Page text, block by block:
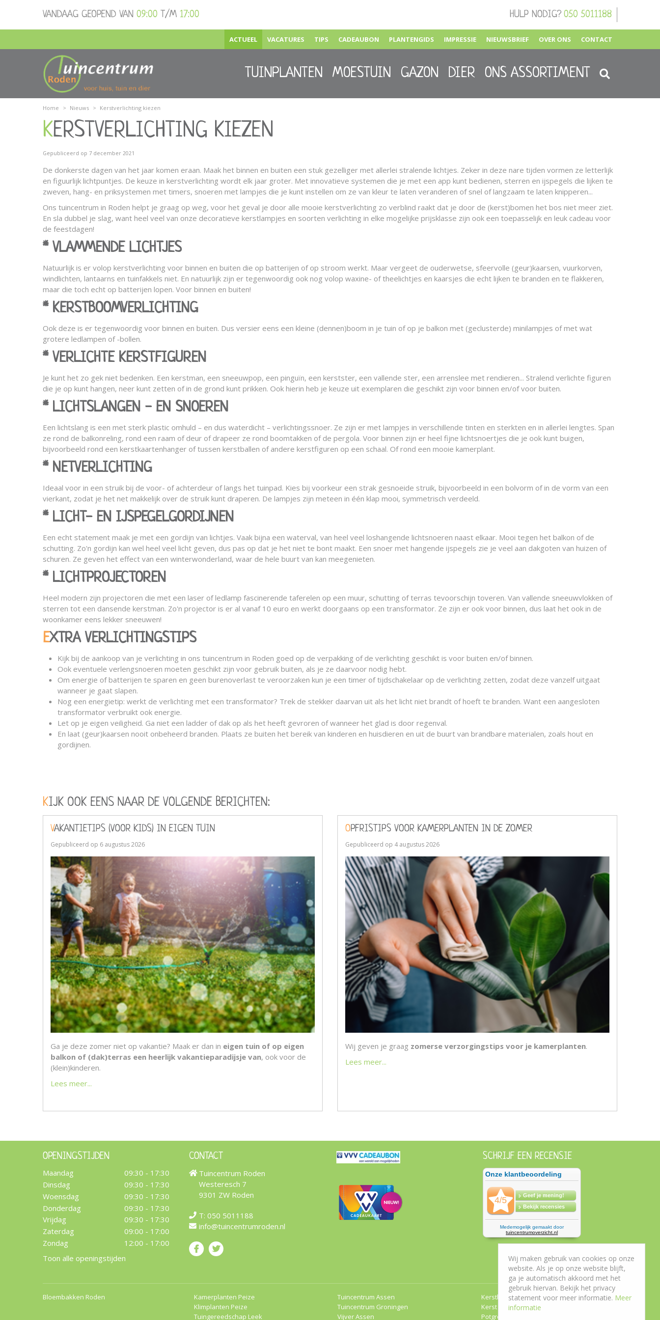
Home > Nieuws > Kerstverlichting kiezen
HULP NODIG? 050 5011188
VANDAAG GEOPEND VAN 09:00 T/M 17:00
ACTUEEL VACATURES TIPS CADEAUBON PLANTENGIDS IMPRESSIE NIEUWSBRIEF OVER ONS CONTACT
TUINPLANTEN MOESTUIN GAZON DIER ONS ASSORTIMENT
KERSTVERLICHTING KIEZEN
Gepubliceerd op 7 december 2021
De donkerste dagen van het jaar komen eraan. Maak het binnen en buiten een stuk gezelliger met allerlei stralende lichtjes. Zeker in deze nare tijden vormen ze letterlijk
en figuurlijk lichtpuntjes. De keuze in kerstverlichting wordt elk jaar groter. Met innovatieve systemen die je met een app kunt bedienen, sterren en ijspegels die lijken te
zweven, hang- en priksystemen met timers, snoeren met lampjes die je kunt instellen om ze van kleur te laten veranderen of snel of langzaam te laten knipperen...
Ons tuincentrum in Roden helpt je graag op weg, voor het geval je door alle mooie kerstverlichting zo verblind raakt dat je door de (kerst)bomen het bos niet meer ziet.
En sla dubbel je slag, want heel veel van onze decoratieve kerstlampjes en soorten verlichting in elke mogelijke prijsklasse zijn ook een toepasselijk en leuk cadeau voor
de feestdagen!
* VLAMMENDE LICHTJES
Natuurlijk is er volop kerstverlichting voor binnen en buiten die op batterijen of op stroom werkt. Maar vergeet de ouderwetse, sfeervolle (geur)kaarsen, vuurkorven,
windlichten, lantaarns en tuinfakkels niet. En natuurlijk zijn er tegenwoordig ook nog volop waxine- of theelichtjes en kaarsjes die echt lijken te branden en te flakkeren,
maar die toch echt op batterijen lopen. Voor binnen en buiten!
* KERSTBOOMVERLICHTING
Ook deze is er tegenwoordig voor binnen en buiten. Dus versier eens een kleine (dennen)boom in je tuin of op je balkon met (geclusterde) minilampjes of met wat
grotere ledlampen of -bollen.
* VERLICHTE KERSTFIGUREN
Je kunt het zo gek niet bedenken. Een kerstman, een sneeuwpop, een pinguïn, een kerstster, een vallende ster, een arrenslee met rendieren... Stralend verlichte figuren
die je op kunt hangen, neer kunt zetten of in de grond kunt prikken. Ook hierin heb je keuze uit exemplaren die geschikt zijn voor binnen en/of voor buiten.
* LICHTSLANGEN - EN SNOEREN
Een lichtslang is een met sterk plastic omhuld – en dus waterdicht – verlichtingssnoer. Ze zijn er met lampjes in verschillende tinten en sterkten en in allerlei lengtes. Span
ze rond de balkonreling, rond een raam of deur of drapeer ze rond boomtakken of de pergola. Voor binnen zijn er heel fijne lichtsnoertjes die je ook kunt buigen,
bijvoorbeeld rond een kerstkaartenhanger of tussen kerstballen of andere kerstfiguren op een schaal. Of rond een mooie kamerplant.
* NETVERLICHTING
Ideaal voor in een struik bij de voor- of achterdeur of langs het tuinpad. Kies bij voorkeur een strak gesnoeide struik, bijvoorbeeld in een bolvorm of in de vorm van een
vierkant, zodat je het net makkelijk over de struik kunt draperen. De lampjes zijn meteen in één klap mooi, symmetrisch verdeeld.
* LICHT- EN IJSPEGELGORDIJNEN
Een echt statement maak je met een gordijn van lichtjes. Vaak bijna een waterval, van heel veel loshangende lichtsnoeren naast elkaar. Mooi tegen het balkon of de
schutting. Zo'n gordijn kan wel heel veel licht geven, dus pas op dat je het niet te bont maakt. Een snoer met hangende ijspegels zie je veel aan dakgoten van huizen of
schuren. Ze geven het effect van een winterwonderland, waar de hele buurt van kan meegenieten.
* LICHTPROJECTOREN
Heel modern zijn projectoren die met een laser of ledlamp fascinerende taferelen op een muur, schutting of terras tevoorschijn toveren. Van vallende sneeuwvlokken of
sterren tot een dansende kerstman. Zo'n projector is er al vanaf 10 euro en werkt doorgaans op een transformator. Ze zijn er ook voor binnen, dus laat het ook in de
woonkamer eens lekker sneeuwen!
EXTRA VERLICHTINGSTIPS
Kijk bij de aankoop van je verlichting in ons tuincentrum in Roden goed op de verpakking of de verlichting geschikt is voor buiten en/of binnen.
Ook eventuele verlengsnoeren moeten geschikt zijn voor gebruik buiten, als je ze daarvoor nodig hebt.
Om energie of batterijen te sparen en geen burenoverlast te veroorzaken kun je een timer of tijdschakelaar op de verlichting zetten, zodat deze vanzelf uitgaat
wanneer je gaat slapen.
Nog een energietip: werkt de verlichting met een transformator? Trek de stekker daarvan uit als het licht niet brandt of hoeft te branden. Want een aangesloten
transformator verbruikt ook energie.
Let op je eigen veiligheid. Ga niet een ladder of dak op als het heeft gevroren of wanneer het glad is door regenval.
En laat (geur)kaarsen nooit onbeheerd branden. Plaats ze buiten het bereik van kinderen en huisdieren en uit de buurt van brandbare materialen, zoals hout en
gordijnen.
KIJK OOK EENS NAAR DE VOLGENDE BERICHTEN:
VAKANTIETIPS (VOOR KIDS) IN EIGEN TUIN
Gepubliceerd op 6 augustus 2026
Ga je deze zomer niet op vakantie? Maak er dan in eigen tuin of op eigen
balkon of (dak)terras een heerlijk vakantieparadijsje van, ook voor de
(klein)kinderen.
Lees meer...
OPFRISTIPS VOOR KAMERPLANTEN IN DE ZOMER
Gepubliceerd op 4 augustus 2026
Wij geven je graag zomerse verzorgingstips voor je kamerplanten.
Lees meer...
OPENINGSTIJDEN
Maandag
09:30 - 17:30
Dinsdag
09:30 - 17:30
Woensdag
09:30 - 17:30
Donderdag
09:30 - 17:30
Vrijdag
09:30 - 17:30
Zaterdag
09:00 - 17:00
Zondag
12:00 - 17:00
Toon alle openingstijden
CONTACT
Tuincentrum Roden
Westeresch 7
9301 ZW Roden
T: 050 5011188
info@tuincentrumroden.nl
SCHRIJF EEN RECENSIE
Bloembakken Roden
Kamerplanten Peize
Klimplanten Peize
Tuingereedschap Leek
Tuincentrum Assen
Tuincentrum Groningen
Vijver Assen
Kerstboom Roden
Kerst Groningen
Potgrond Leek
Wij maken gebruik van cookies op onze
website. Als je op onze website blijft,
ga je automatisch akkoord met het
gebruik hiervan. Bekijk het privacy
statement voor meer informatie. Meer
informatie